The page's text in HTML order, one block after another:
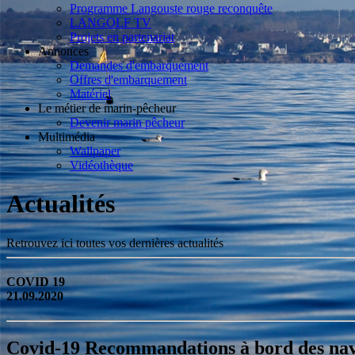
Programme Langouste rouge reconquête
LANGOLF TV
Projets en partenariat
Annonces
Demandes d'embarquement
Offres d'embarquement
Matériel
Le métier de marin-pêcheur
Devenir marin pêcheur
Multimédia
Wallpaper
Vidéothèque
Actualités
Retrouvez ici toutes vos dernières actualités
COVID 19
21.09.2020
Covid-19 Recommandations à bord des